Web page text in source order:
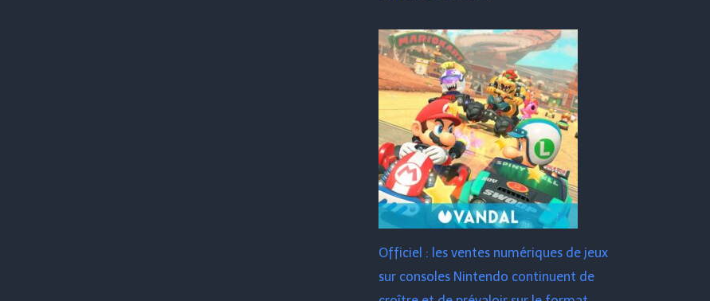
Officiel : les ventes numériques de jeux
sur consoles Nintendo continuent de